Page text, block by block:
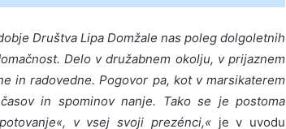
Društva Lipa Domžale nas poleg dolgoletnih
Delo v družabnem okolju, v prijaznem
in radovedne. Pogovor pa, kot v marsikaterem
in spominov nanje. Tako se je postoma
v vsej svoji prezénci,«je v uvodu